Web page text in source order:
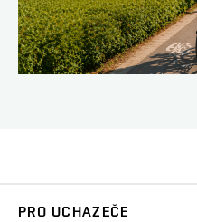
PRO UCHAZEČE